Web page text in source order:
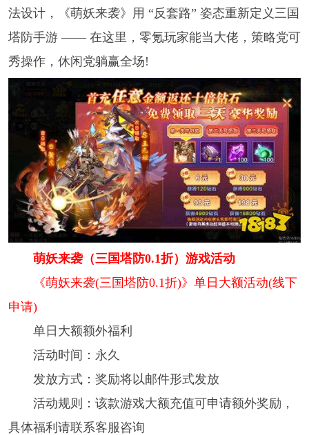
法设计，《萌妖来袭》用 “反套路” 姿态重新定义三国
塔防手游 —— 在这里，零氪玩家能当大佬，策略党可
秀操作，休闲党躺赢全场!
萌妖来袭（三国塔防0.1折）游戏活动
《萌妖来袭(三国塔防0.1折)》单日大额活动(线下
申请)
单日大额额外福利
活动时间：永久
发放方式：奖励将以邮件形式发放
活动规则：该款游戏大额充值可申请额外奖励，
具体福利请联系客服咨询